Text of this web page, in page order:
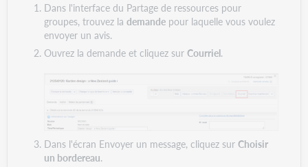
Dans l'interface du Partage de ressources pour
groupes, trouvez la demandepour laquelle vous voulez
envoyer un avis.
Ouvrez la demande et cliquez sur Courriel.
Dans l'écran Envoyer un message, cliquez sur Choisir
un bordereau.